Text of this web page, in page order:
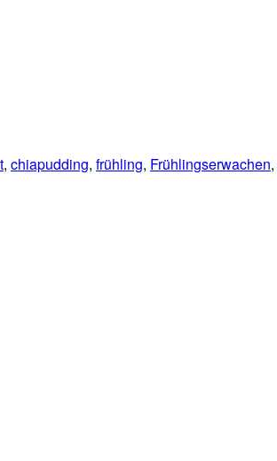
, chiapudding, frühling, Frühlingserwachen,